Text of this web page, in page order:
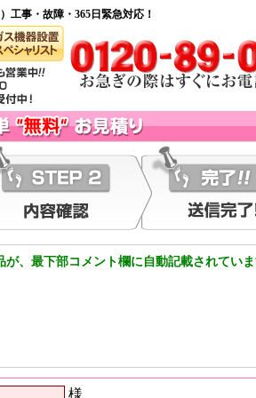
工事・故障・365日緊急対応！
が、最下部コメント欄に自動記載されてい
様